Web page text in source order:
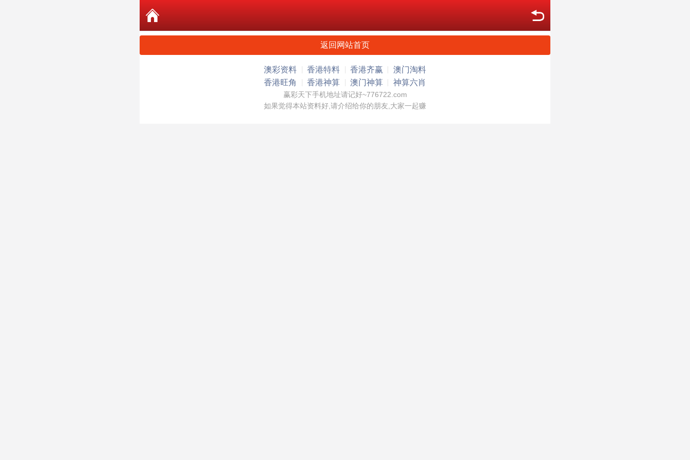
返回网站首页
澳彩资料 香港特料 香港齐赢
澳门淘料
香港旺角
香港神算 澳门神算 神算六肖
赢彩天下手机地址请记好~776722.com
如果觉得本站资料好,请介绍给你的朋友,大家一起赚